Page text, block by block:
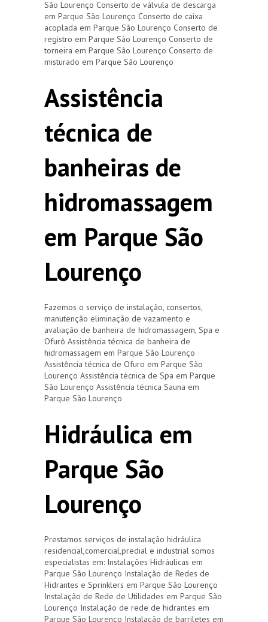
São Lourenço Conserto de válvula de descarga
em Parque São Lourenço Conserto de caixa
acoplada em Parque São Lourenço Conserto de
registro em Parque São Lourenço Conserto de
torneira em Parque São Lourenço Conserto de
misturado em Parque São Lourenço
Assistência
técnica de
banheiras de
hidromassagem
em Parque São
Lourenço
Fazemos o serviço de instalação, consertos,
manutenção eliminação de vazamento e
avaliação de banheira de hidromassagem, Spa e
Ofurô Assistência técnica de banheira de
hidromassagem em Parque São Lourenço
Assistência técnica de Ofuro em Parque São
Lourenço Assistência técnica de Spa em Parque
São Lourenço Assistência técnica Sauna em
Parque São Lourenço
Hidráulica em
Parque São
Lourenço
Prestamos serviços de instalação hidráulica
residencial,comercial,predial e industrial somos
especialistas em: Instalações Hidráulicas em
Parque São Lourenço Instalação de Redes de
Hidrantes e Sprinklers em Parque São Lourenço
Instalação de Rede de Utilidades em Parque São
Lourenço Instalação de rede de hidrantes em
Parque São Lourenço Instalação de barriletes em